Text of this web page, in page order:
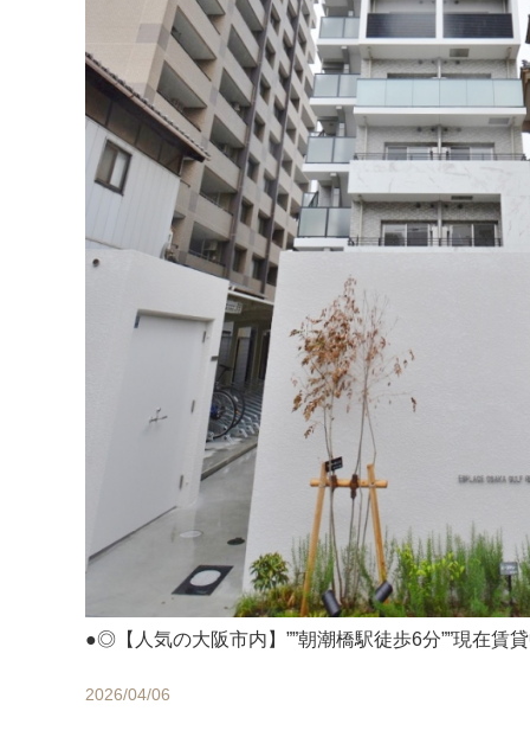
●◎【人気の大阪市内】””朝潮橋駅徒歩6分””現在賃
2026/04/06